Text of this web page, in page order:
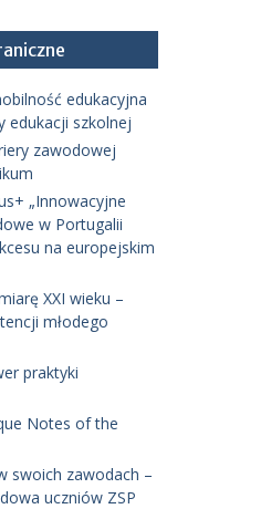
edukacyjna
edukacji szkolnej
zawodowej
„Innowacyjne
w Portugalii
na europejskim
XXI wieku –
młodego
praktyki
Notes of the
swoich zawodach –
uczniów ZSP